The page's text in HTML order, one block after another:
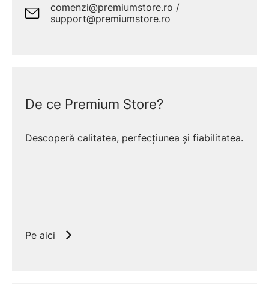
comenzi@premiumstore.ro /
support@premiumstore.ro
De ce Premium Store?
Descoperă calitatea, perfecțiunea și fiabilitatea.
Pe aici